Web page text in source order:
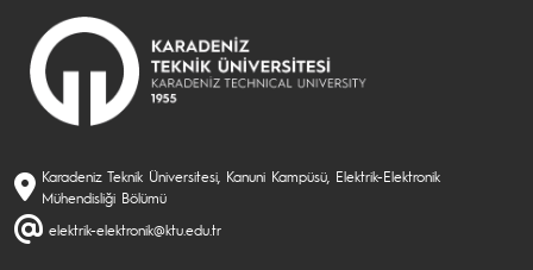
Karadeniz Teknik Üniversitesi, Kanuni Kampüsü, Elektrik-Elektronik
Mühendisliği Bölümü
elektrik-elektronik@ktu.edu.tr